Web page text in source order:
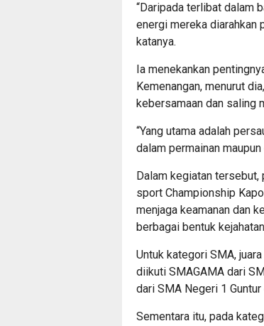
“Daripada terlibat dalam
energi mereka diarahkan
katanya.
Ia menekankan
Kemenangan, menurut
kebersamaan dan saling
“Yang utama adalah
dalam permainan
Dalam kegiatan
sport Championship
menjaga keamanan dan
berbagai bentuk
Untuk kategori SMA,
diikuti SMAGAMA dari
dari SMA Negeri 1
Sementara itu, pada